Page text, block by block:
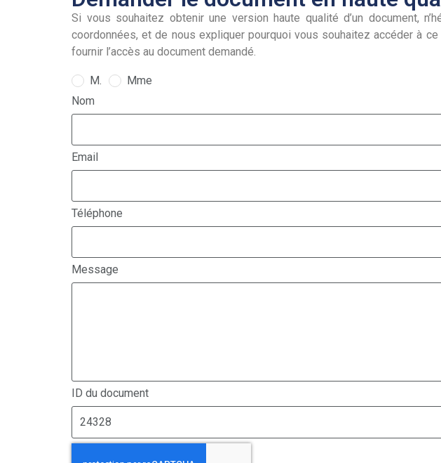
Si vous souhaitez obtenir une version haute qualité d’un document,
coordonnées, et de nous expliquer pourquoi vous souhaitez accéder à
fournir l’accès au document demandé.
M.
Mme
Nom
Email
Téléphone
Message
ID du document